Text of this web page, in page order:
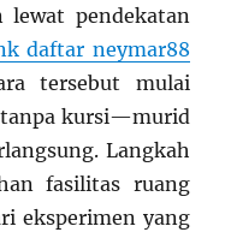
lewat pendekatan
daftar neymar88
tersebut mulai
tanpa kursi—murid
Langkah
fasilitas ruang
eksperimen yang